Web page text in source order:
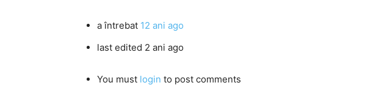
a întrebat 12 ani ago
last edited 2 ani ago
You must login to post comments